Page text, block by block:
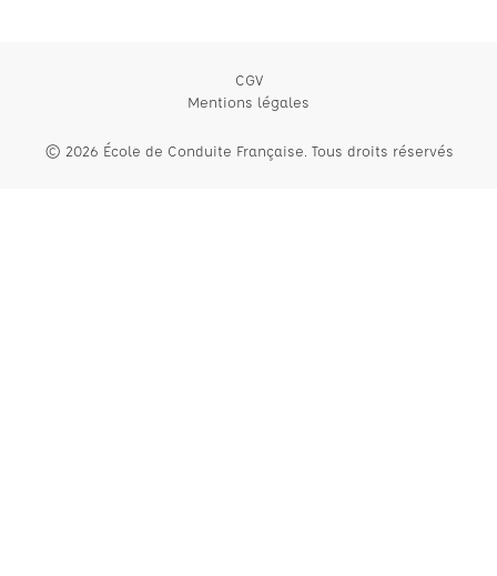
CGV
Mentions légales
© 2026 École de Conduite Française. Tous droits réservés